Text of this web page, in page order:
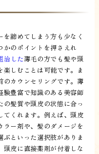
諦めてしまう方も少なく
かのポイントを押さえれ
治した薄毛の方でも髪や頭
しむことは可能です。ま
のカウンセリングです。薄
験豊富で知識のある美容師
髪質や頭皮の状態に合っ
てくれます。例えば、頭皮
ー剤や、髪のダメージを
といった選択肢がありま
皮に直接薬剤が付着しな